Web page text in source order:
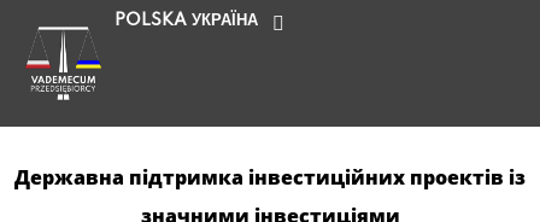
POLSKA УКРАЇНА
Державна підтримка інвестиційних проектів із
значними інвестиціями